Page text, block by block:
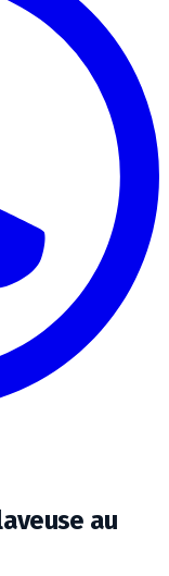
POUR
au